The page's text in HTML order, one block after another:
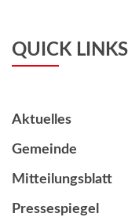
QUICK LINKS
Aktuelles
Gemeinde
Mitteilungsblatt
Pressespiegel